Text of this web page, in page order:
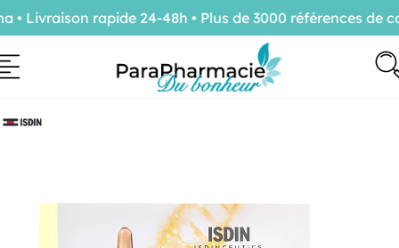
rapide 24-48h • Plus de 3000 références de